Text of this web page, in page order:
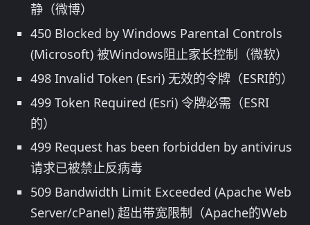
静（微博）
450 Blocked by Windows Parental Controls
(Microsoft) 被Windows阻止家长控制（微软）
498 Invalid Token (Esri) 无效的令牌（ESRI的）
499 Token Required (Esri) 令牌必需（ESRI
的）
499 Request has been forbidden by antivirus
请求已被禁止反病毒
509 Bandwidth Limit Exceeded (Apache Web
Server/cPanel) 超出带宽限制（Apache的Web